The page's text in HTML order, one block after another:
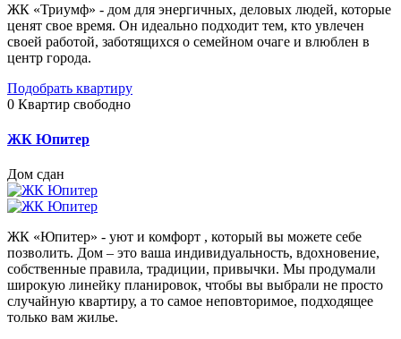
ЖК «Триумф» - дом для энергичных, деловых людей, которые
ценят свое время. Он идеально подходит тем, кто увлечен
своей работой, заботящихся о семейном очаге и влюблен в
центр города.
Подобрать квартиру
0 Квартир свободно
ЖК Юпитер
Дом сдан
ЖК «Юпитер» - уют и комфорт , который вы можете себе
позволить. Дом – это ваша индивидуальность, вдохновение,
собственные правила, традиции, привычки. Мы продумали
широкую линейку планировок, чтобы вы выбрали не просто
случайную квартиру, а то самое неповторимое, подходящее
только вам жилье.